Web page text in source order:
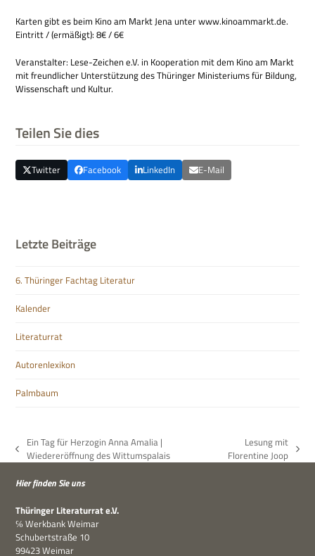
Kar­ten gibt es beim Kino am Markt Jena unter www.kinoammarkt.de.
Ein­tritt / (ermä­ßigt): 8€ / 6€
Ver­an­stal­ter: Lese-Zei­chen e.V. in Koope­ra­tion mit dem Kino am Markt
mit freund­li­cher Unter­stüt­zung des Thü­rin­ger Mini­ste­ri­ums für Bil­dung,
Wis­sen­schaft und Kultur.
Teilen Sie dies
Twitter Facebook LinkedIn E-Mail
Letzte Beiträge
6. Thüringer Fachtag Literatur
Kalender
Literaturrat
Autorenlexikon
Palmbaum
vorheriger
Ein Tag für Herzogin Anna Amalia |
Wiedereröffnung des Wittumspalais
Nächster
Lesung mit
Florentine Joop
Hier fin­den Sie uns
Thü­rin­ger Lite­ra­tur­rat e.V.
℅ Werk­bank Weimar
Schu­bert­straße 10
99423 Weimar